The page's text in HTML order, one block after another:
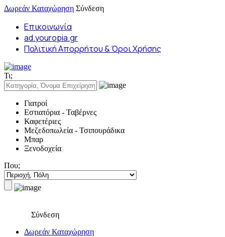
Δωρεάν Καταχώρηση Σύνδεση
Επικοινωνία
ad.youropia.gr
Πολιτική Απορρήτου & Όροι Χρήσης
Τι;
Γιατροί
Εστιατόρια - Ταβέρνες
Καφετέριες
Μεζεδοπωλεία - Τσιπουράδικα
Μπαρ
Ξενοδοχεία
Που;
Σύνδεση
Δωρεάν Καταχώρηση